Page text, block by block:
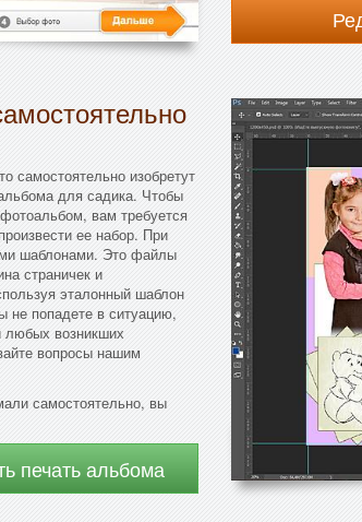
самостоятельно изобретут
для садика. Чтобы
вам требуется
ее набор. При
шаблонами. Это файлы
страничек и
эталонный шаблон
не попадете в ситуацию,
любых возникших
вопросы нашим
самостоятельно, вы
печать альбома